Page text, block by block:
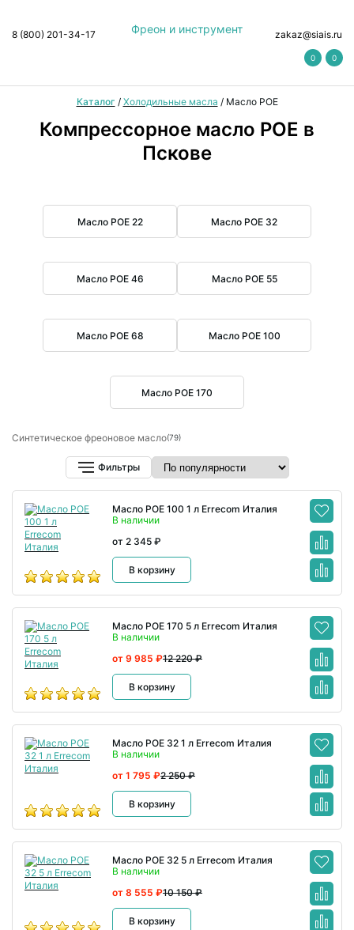
Фреон и инструмент
8 (800) 201-34-17 zakaz@siais.ru
0 0
Каталог / Холодильные масла / Масло POE
Компрессорное масло POE в
Пскове
Масло POE 22 Масло POE 32
Масло POE 46 Масло POE 55
Масло POE 68 Масло POE 100
Масло POE 170
Синтетическое фреоновое масло(79)
Фильтры
Масло POE 100 1 л Errecom Италия
В наличии
от 2 345 ₽
В корзину
Масло POE 170 5 л Errecom Италия
В наличии
12 220 ₽
от 9 985 ₽
В корзину
Масло POE 32 1 л Errecom Италия
В наличии
2 250 ₽
от 1 795 ₽
В корзину
Масло POE 32 5 л Errecom Италия
В наличии
10 150 ₽
от 8 555 ₽
В корзину